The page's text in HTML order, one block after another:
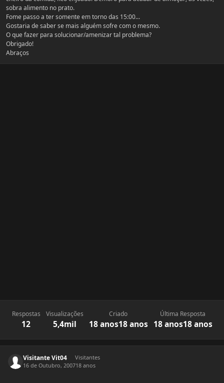
sobra alimento no prato.
Fome passo a ter somente em torno das 15:00...
Gostaria de saber se mais alguém sofre com o mesmo.
O que fazer para solucionar/amenizar tal problema?
Obrigado!
Abraços
Respostas
12
Visualizações
5,4mil
Criado
18 anos18 anos
Última Resposta
18 anos18 anos
Visitante Vit04
Visitantes
16 de Outubro, 200718 anos